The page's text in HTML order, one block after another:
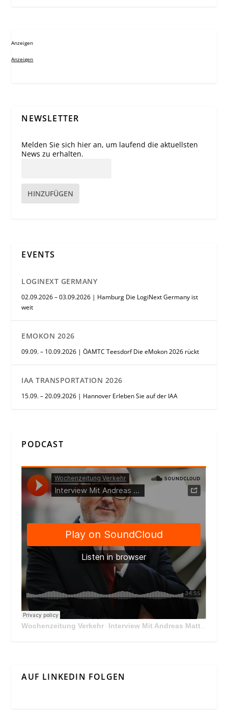
Anzeigen
Anzeigen
NEWSLETTER
Melden Sie sich hier an, um laufend die aktuellsten
News zu erhalten.
HINZUFÜGEN
EVENTS
LOGINEXT GERMANY
02.09.2026 – 03.09.2026 | Hamburg Die LogiNext Germany ist
weit
EMOKON 2026
09.09. – 10.09.2026 | ÖAMTC Teesdorf Die eMokon 2026 rückt
IAA TRANSPORTATION 2026
15.09. – 20.09.2026 | Hannover Erleben Sie auf der IAA
PODCAST
Wochenzeitung Verkehr · Interview Mit Andreas Matthä, CEO der ÖBB Holding
AUF LINKEDIN FOLGEN